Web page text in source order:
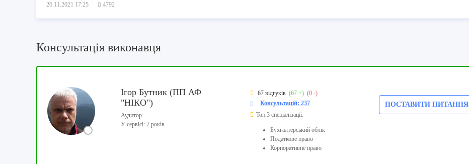
26.11.2021 17:25 4792
Консультація виконавця
Ігор Бутник (ПП АФ
"НІКО")
Аудитор
У сервісі: 7 років
67 відгуків (67 +) (0 -)
Консультацій: 237
Топ 3 спеціалізації:
Бухгалтерський облік
Податкове право
Корпоративне право
ПОСТАВИТИ ПИТАННЯ